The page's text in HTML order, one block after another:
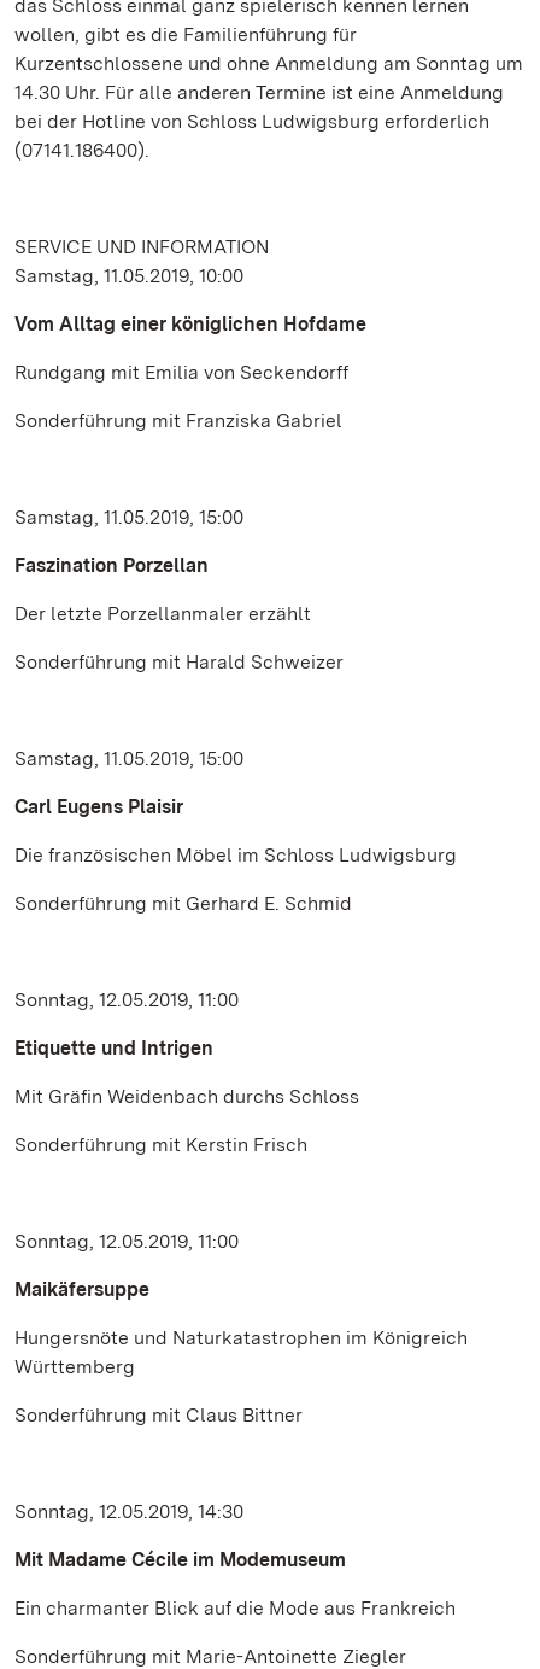
das Schloss einmal ganz spielerisch kennen lernen
wollen, gibt es die Familienführung für
Kurzentschlossene und ohne Anmeldung am Sonntag um
14.30 Uhr. Für alle anderen Termine ist eine Anmeldung
bei der Hotline von Schloss Ludwigsburg erforderlich
(07141.186400).
SERVICE UND INFORMATION
Samstag, 11.05.2019, 10:00
Vom Alltag einer königlichen Hofdame
Rundgang mit Emilia von Seckendorff
Sonderführung mit Franziska Gabriel
Samstag, 11.05.2019, 15:00
Faszination Porzellan
Der letzte Porzellanmaler erzählt
Sonderführung mit Harald Schweizer
Samstag, 11.05.2019, 15:00
Carl Eugens Plaisir
Die französischen Möbel im Schloss Ludwigsburg
Sonderführung mit Gerhard E. Schmid
Sonntag, 12.05.2019, 11:00
Etiquette und Intrigen
Mit Gräfin Weidenbach durchs Schloss
Sonderführung mit Kerstin Frisch
Sonntag, 12.05.2019, 11:00
Maikäfersuppe
Hungersnöte und Naturkatastrophen im Königreich
Württemberg
Sonderführung mit Claus Bittner
Sonntag, 12.05.2019, 14:30
Mit Madame Cécile im Modemuseum
Ein charmanter Blick auf die Mode aus Frankreich
Sonderführung mit Marie-Antoinette Ziegler